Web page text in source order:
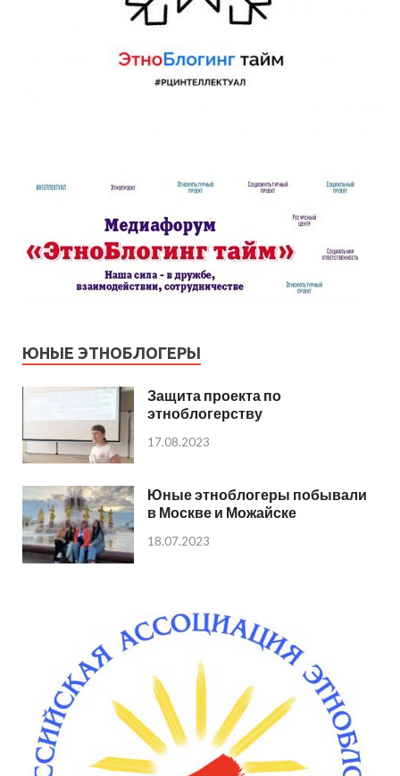
ЮНЫЕ ЭТНОБЛОГЕРЫ
Защита проекта по
этноблогерству
17.08.2023
Юные этноблогеры побывали
в Москве и Можайске
18.07.2023